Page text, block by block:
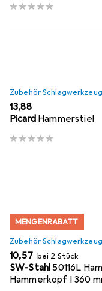
Zubehör Schlagwerkzeug
EUR
13,88
Picard Hammerstiel
MENGENRABATT
Zubehör Schlagwerkzeug
EUR
10,57 bei 2 Stück
SW-Stahl50116L
Hammerkopf I 360